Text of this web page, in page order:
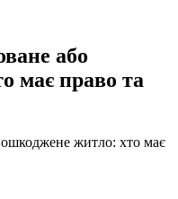
або
має право та